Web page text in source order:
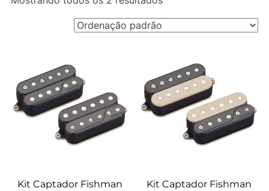
Kit Captador Fishman
Kit Captador Fishman